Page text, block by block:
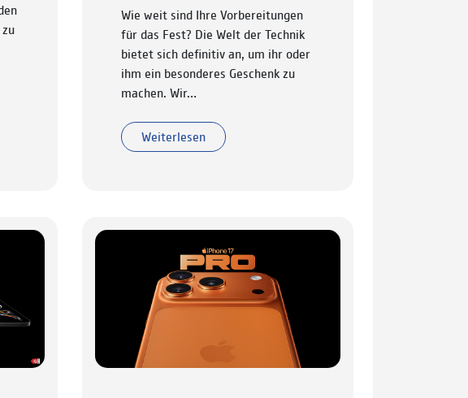
Wie weit sind Ihre Vorbereitungen
für das Fest? Die Welt der Technik
bietet sich definitiv an, um ihr oder
ihm ein besonderes Geschenk zu
machen. Wir…
Weiterlesen